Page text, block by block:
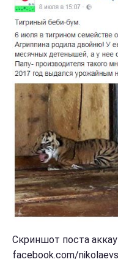
Скриншот поста
facebook.com/